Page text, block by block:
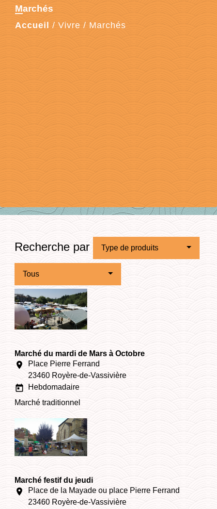
Marchés
Accueil / Vivre / Marchés
Recherche par Type de produits
Tous
Marché du mardi de Mars à Octobre
location_on
Place Pierre Ferrand
23460 Royère-de-Vassivière
today
Hebdomadaire
Marché traditionnel
Marché festif du jeudi
location_on
Place de la Mayade ou place Pierre Ferrand
23460 Royère-de-Vassivière